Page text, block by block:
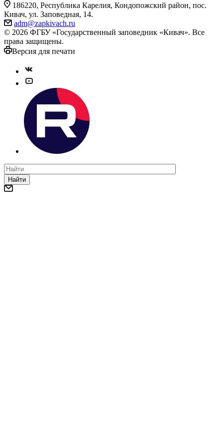
186220, Республика Карелия, Кондопожский район, пос.
Кивач, ул. Заповедная, 14.
adm@zapkivach.ru
© 2026 ФГБУ «Государственный заповедник «Кивач». Все
права защищены.
Версия для печати
Найти